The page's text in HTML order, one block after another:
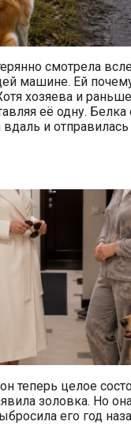
смотрела
машине. Ей
хозяева и
её одну.
и отправилась
теперь целое
золовка. Но
его год